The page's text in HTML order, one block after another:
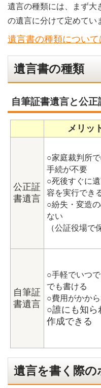
遺言の種類には、まず大
の遺言に分けて定めてい
遺言書の種類について
遺言書の種類
自筆証書遺言と公
メリッ
公正証
書遺言
○家庭裁判所
手続が不要
○死後すぐに
容を実行でき
○紛失・変造
ない
（公証役場で
自筆証
書遺言
○手軽でいつで
でも書ける
○費用がかか
○誰にも知ら
作成できる
遺言を書く際の